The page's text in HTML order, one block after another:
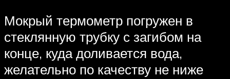
Мокрый термометр погружен в
стеклянную трубку с загибом на
конце, куда доливается вода,
желательно по качеству не ниже